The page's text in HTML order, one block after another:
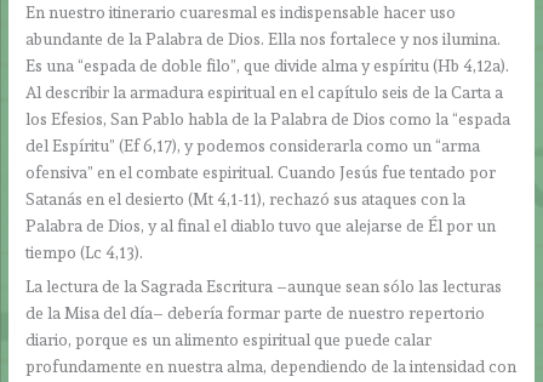
En nuestro itinerario cuaresmal es indispensable hacer uso
abundante de la Palabra de Dios. Ella nos fortalece y nos ilumina.
Es una “espada de doble filo”, que divide alma y espíritu (Hb 4,12a).
Al describir la armadura espiritual en el capítulo seis de la Carta a
los Efesios, San Pablo habla de la Palabra de Dios como la “espada
del Espíritu” (Ef 6,17), y podemos considerarla como un “arma
ofensiva” en el combate espiritual. Cuando Jesús fue tentado por
Satanás en el desierto (Mt 4,1-11), rechazó sus ataques con la
Palabra de Dios, y al final el diablo tuvo que alejarse de Él por un
tiempo (Lc 4,13).
La lectura de la Sagrada Escritura –aunque sean sólo las lecturas
de la Misa del día– debería formar parte de nuestro repertorio
diario, porque es un alimento espiritual que puede calar
profundamente en nuestra alma, dependiendo de la intensidad con